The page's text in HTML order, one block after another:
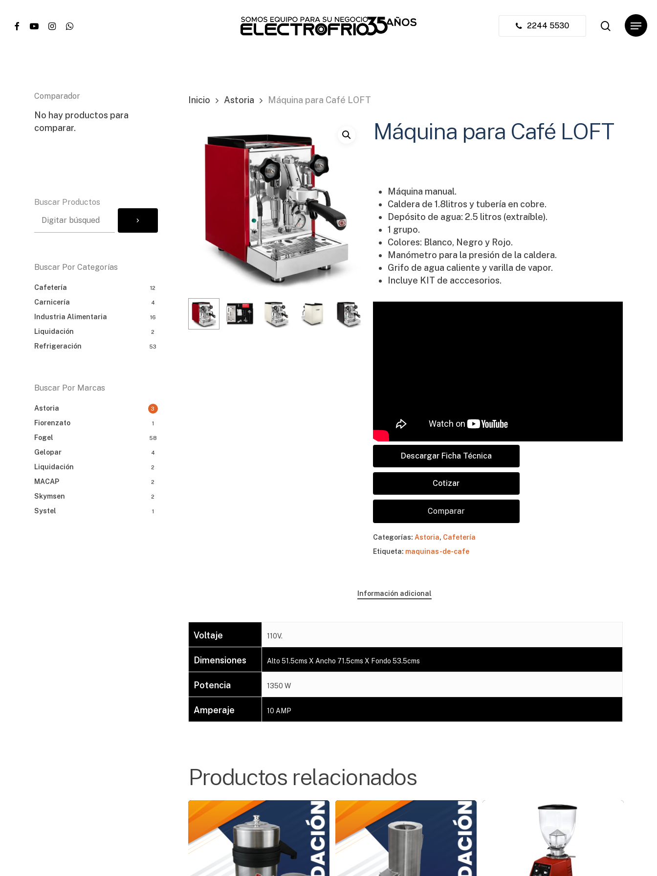
Skipfacebookyoutubeinstagramwhatsapp 2244 5530
Menu
Cart Close
Cart
No hay productos en el carrito.
Comparador
No hay productos para
comparar.
Buscar Productos
Buscar Por Categorías
Cafetería 12
Carnicería 4
Industria Alimentaria 16
Liquidación 2
Refrigeración 53
Buscar Por Marcas
Astoria 3
Fiorenzato 1
Fogel 58
Gelopar 4
Liquidación 2
MACAP 2
Skymsen 2
Systel 1
Inicio Astoria Máquina para Café LOFT
Máquina para Café LOFT
Máquina manual.
Caldera de 1.8litros y tubería en cobre.
Depósito de agua: 2.5 litros (extraíble).
1 grupo.
Colores: Blanco, Negro y Rojo.
Manómetro para la presión de la caldera.
Grifo de agua caliente y varilla de vapor.
Incluye KIT de acccesorios.
Descargar Ficha Técnica
Cotizar
Comparar
Categorías: Astoria, Cafetería
Etiqueta: maquinas-de-cafe
Información adicional
Voltaje 110V.
Dimensiones Alto 51.5cms X Ancho 71.5cms X Fondo 53.5cms
Potencia 1350 W
Amperaje 10 AMP
Productos relacionados